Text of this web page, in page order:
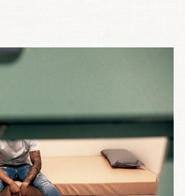
– De eerste 100 diensten als